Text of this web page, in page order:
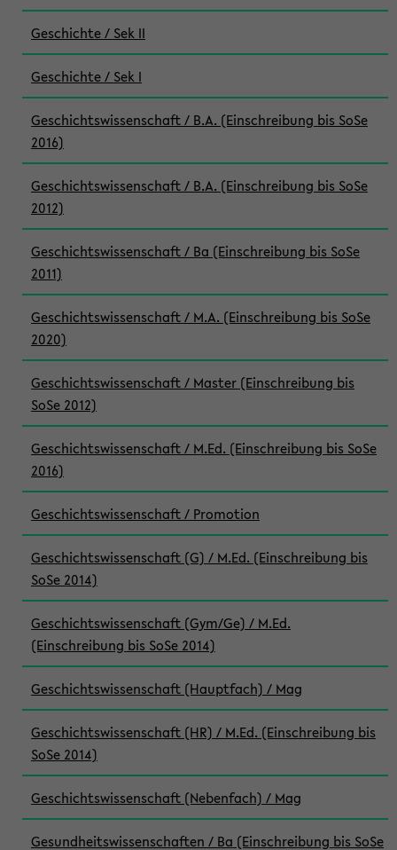
Geschichte / Sek II
Geschichte / Sek I
Geschichtswissenschaft / B.A. (Einschreibung bis SoSe
2016)
Geschichtswissenschaft / B.A. (Einschreibung bis SoSe
2012)
Geschichtswissenschaft / Ba (Einschreibung bis SoSe
2011)
Geschichtswissenschaft / M.A. (Einschreibung bis SoSe
2020)
Geschichtswissenschaft / Master (Einschreibung bis
SoSe 2012)
Geschichtswissenschaft / M.Ed. (Einschreibung bis SoSe
2016)
Geschichtswissenschaft / Promotion
Geschichtswissenschaft (G) / M.Ed. (Einschreibung bis
SoSe 2014)
Geschichtswissenschaft (Gym/Ge) / M.Ed.
(Einschreibung bis SoSe 2014)
Geschichtswissenschaft (Hauptfach) / Mag
Geschichtswissenschaft (HR) / M.Ed. (Einschreibung bis
SoSe 2014)
Geschichtswissenschaft (Nebenfach) / Mag
Gesundheitswissenschaften / Ba (Einschreibung bis SoSe